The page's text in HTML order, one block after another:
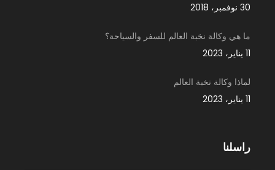
30 نوفمبر، 2018
ما هي وكالة نخبة العالم للسفر والسياحة؟
11 يناير، 2023
لماذا وكالة نخبة العالم
11 يناير، 2023
راسلنا